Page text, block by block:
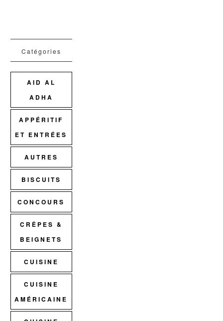
Catégories
AID AL
ADHA
APPÉRITIF
ET ENTRÉES
AUTRES
BISCUITS
CONCOURS
CRÊPES &
BEIGNETS
CUISINE
CUISINE
AMÉRICAINE